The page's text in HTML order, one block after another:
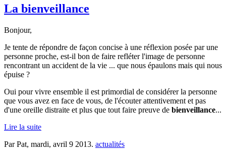
La bienveillance
Bonjour,
Je tente de répondre de façon concise à une réflexion posée par une
personne proche, est-il bon de faire refléter l'image de personne
rencontrant un accident de la vie ... que nous épaulons mais qui nous
épuise ?
Oui pour vivre ensemble il est primordial de considérer la personne
que vous avez en face de vous, de l'écouter attentivement et pas
d'une oreille distraite et plus que tout faire preuve de bienveillance...
Lire la suite
Par Pat, mardi, avril 9 2013. actualités